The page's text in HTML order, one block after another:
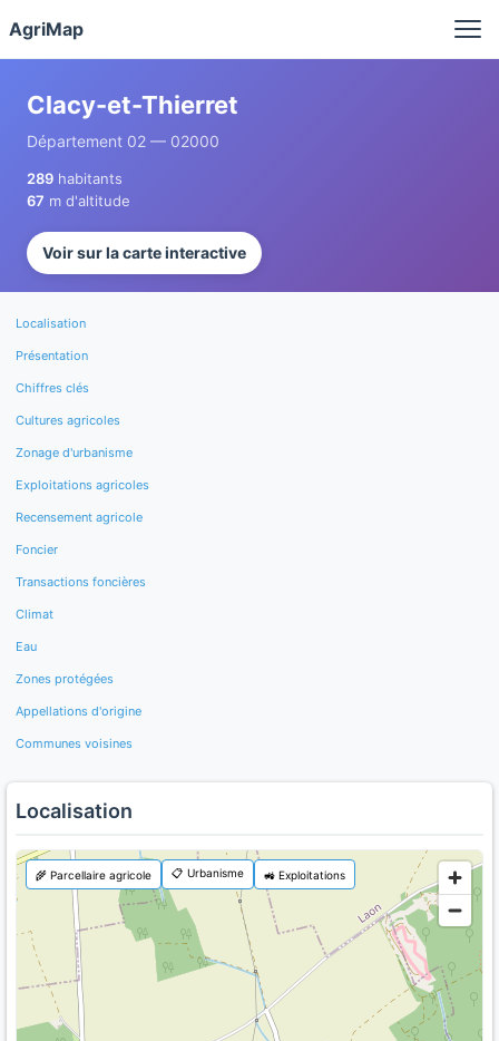
AgriMap
Clacy-et-Thierret
Département 02 — 02000
289 habitants
67 m d'altitude
Voir sur la carte interactive
Localisation
Présentation
Chiffres clés
Cultures agricoles
Zonage d'urbanisme
Exploitations agricoles
Recensement agricole
Foncier
Transactions foncières
Climat
Eau
Zones protégées
Appellations d'origine
Communes voisines
Localisation
🌾 Parcellaire agricole 📋 Urbanisme 🚜 Exploitations